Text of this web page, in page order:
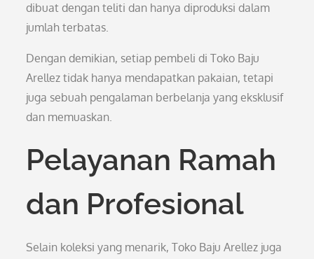
dibuat dengan teliti dan hanya diproduksi dalam
jumlah terbatas.
Dengan demikian, setiap pembeli di Toko Baju
Arellez tidak hanya mendapatkan pakaian, tetapi
juga sebuah pengalaman berbelanja yang eksklusif
dan memuaskan.
Pelayanan Ramah
dan Profesional
Selain koleksi yang menarik, Toko Baju Arellez juga